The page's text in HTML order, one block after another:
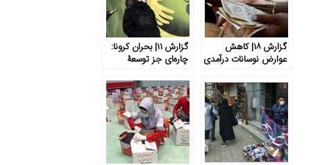
گزارش ۱۸| کاهش
عوارض نوسانات درآمدی
اعتبارات خرد
گزارش ۱۱| بحران کرونا:
چاره‌‌ای جز توسعۀ
نیست